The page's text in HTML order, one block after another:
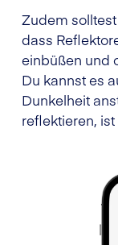
Zudem
dass
einbüßen und
Du kannst es
Dunkelheit
reflektieren,